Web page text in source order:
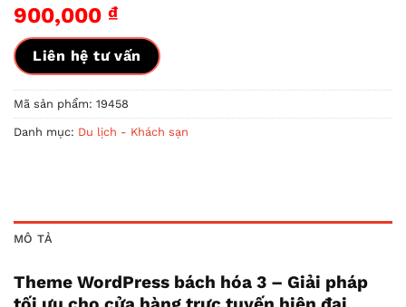
900,000 ₫
Liên hệ tư vấn
Mã sản phẩm: 19458
Danh mục: Du lịch - Khách sạn
MÔ TẢ
Theme WordPress bách hóa 3 – Giải pháp